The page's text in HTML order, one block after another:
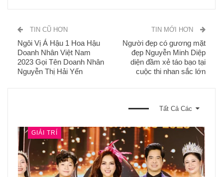
TIN CŨ HƠN
Ngôi Vị Á Hậu 1 Hoa Hậu
Doanh Nhân Việt Nam
2023 Gọi Tên Doanh Nhân
Nguyễn Thị Hải Yến
TIN MỚI HƠN
Người đẹp có gương mặt
đẹp Nguyễn Minh Diệp
diện đầm xẻ táo bạo tại
cuộc thi nhan sắc lớn
Tất Cả Các
GIẢI TRÍ